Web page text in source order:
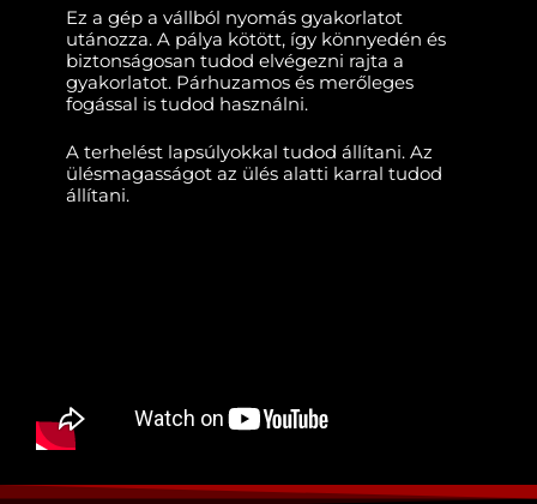
Ez a gép a vállból nyomás gyakorlatot
utánozza. A pálya kötött, így könnyedén és
biztonságosan tudod elvégezni rajta a
gyakorlatot. Párhuzamos és merőleges
fogással is tudod használni.
A terhelést lapsúlyokkal tudod állítani. Az
ülésmagasságot az ülés alatti karral tudod
állítani.